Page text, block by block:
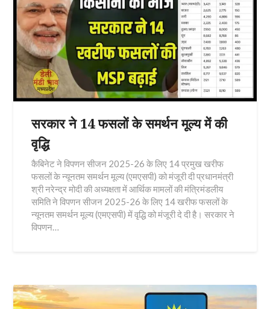
सरकार ने 14 फसलों के समर्थन मूल्य में की
वृद्धि
कैबिनेट ने विपणन सीजन 2025-26 के लिए 14 प्रमुख खरीफ
फसलों के न्यूनतम समर्थन मूल्य (एमएसपी) को मंजूरी दी प्रधानमंत्री
श्री नरेन्द्र मोदी की अध्यक्षता में आर्थिक मामलों की मंत्रिमंडलीय
समिति ने विपणन सीजन 2025-26 के लिए 14 खरीफ फसलों के
न्यूनतम समर्थन मूल्य (एमएसपी) में वृद्धि को मंजूरी दे दी है। सरकार ने
विपणन…